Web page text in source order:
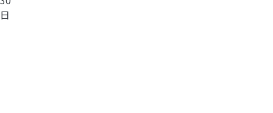
日